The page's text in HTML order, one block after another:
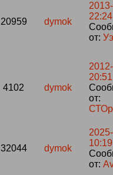
20959 dymok
22:24
от:
4102 dymok
20:51
от:
32044 dymok
10:19
от: